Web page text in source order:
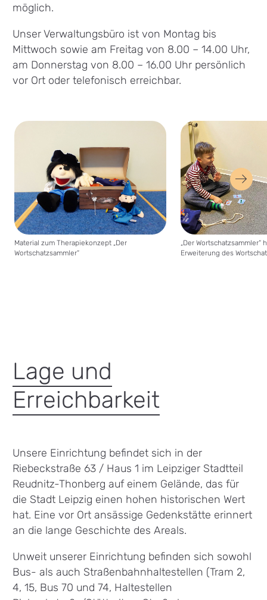
möglich.
Unser Verwaltungsbüro ist von Montag bis
Mittwoch sowie am Freitag von 8.00 – 14.00 Uhr,
am Donnerstag von 8.00 – 16.00 Uhr persönlich
vor Ort oder telefonisch erreichbar.
Material zum Therapiekonzept „Der
Wortschatzsammler“
„Der Wortschatzsammler“
Erweiterung des
Lage und
Erreichbarkeit
Unsere Einrichtung befindet sich in der
Riebeckstraße 63 / Haus 1 im Leipziger Stadtteil
Reudnitz-Thonberg auf einem Gelände, das für
die Stadt Leipzig einen hohen historischen Wert
hat. Eine vor Ort ansässige Gedenkstätte erinnert
an die lange Geschichte des Areals.
Unweit unserer Einrichtung befinden sich sowohl
Bus- als auch Straßenbahnhaltestellen (Tram 2,
4, 15, Bus 70 und 74, Haltestellen